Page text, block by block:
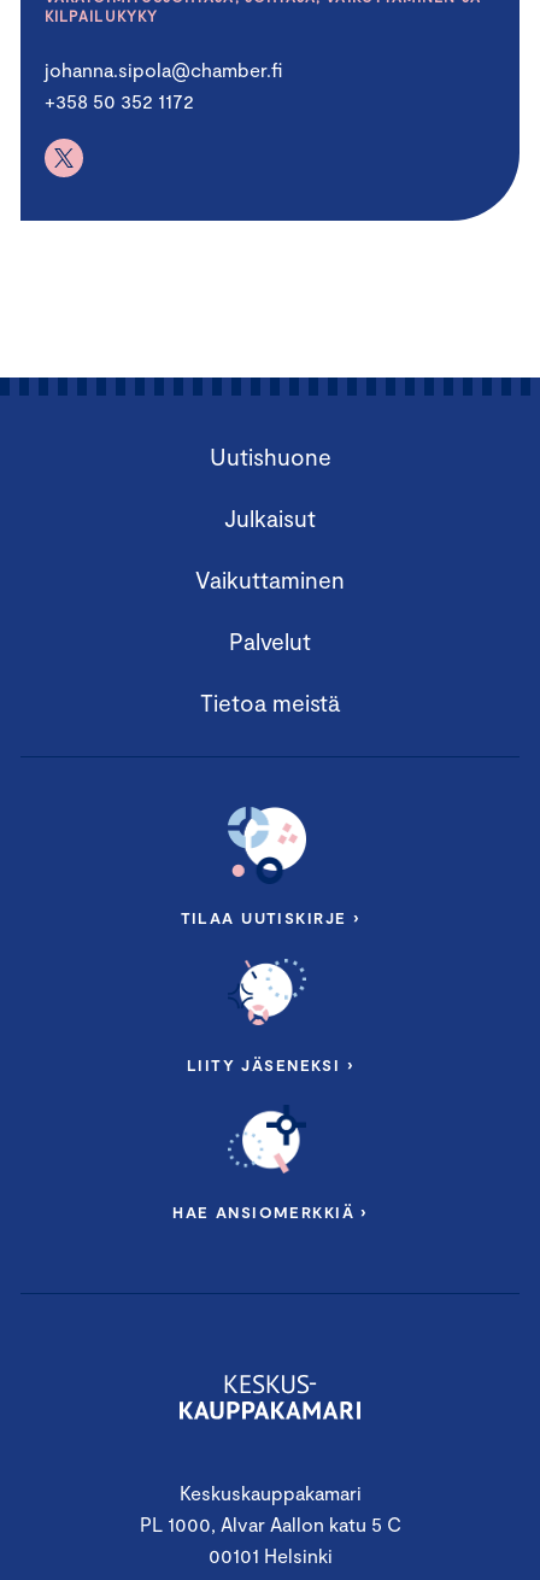
KILPAILUKYKY
johanna.sipola@chamber.fi
+358 50 352 1172
Keskuskauppakamari
PL 1000, Alvar Aallon katu 5 C
00101 Helsinki
Uutishuone
Julkaisut
Vaikuttaminen
Palvelut
Tietoa meistä
TILAA UUTISKIRJE ›
LIITY JÄSENEKSI ›
HAE ANSIOMERKKIÄ ›